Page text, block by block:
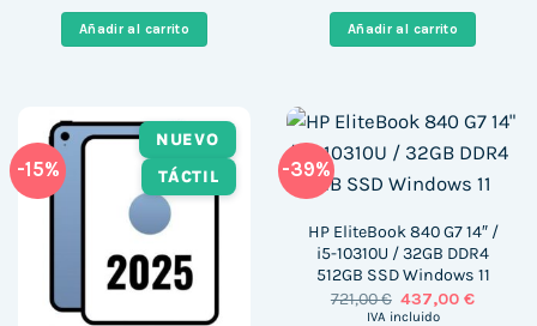
era:
398,00 €.
es:
225,00 €.
Añadir al carrito
era:
577,00 €.
es:
330,00
Añadir al carrito
-15%
NUEVO
TÁCTIL
-39%
HP EliteBook 840 G7 14″ /
i5-10310U / 32GB DDR4
512GB SSD Windows 11
721,00€ El
precio
437,00€El
IVA incluido